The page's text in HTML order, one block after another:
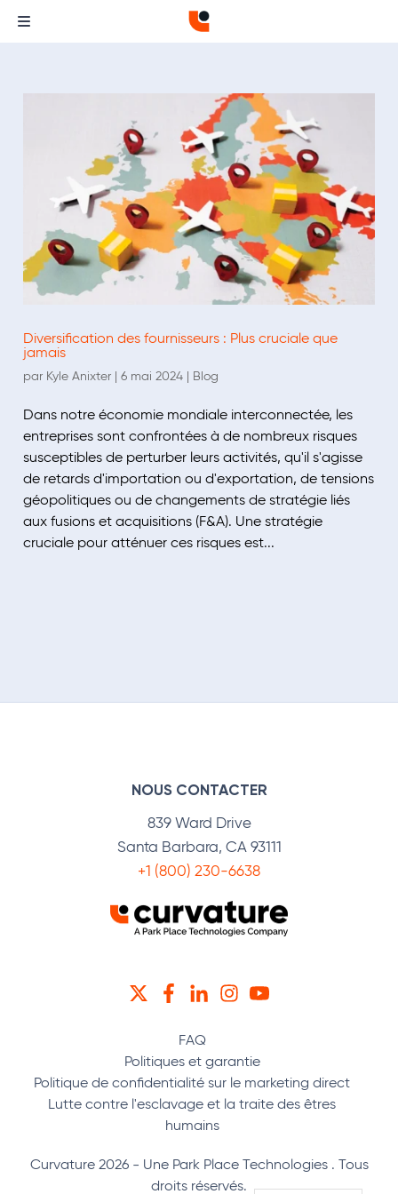
Diversification des fournisseurs : Plus cruciale que
jamais
par Kyle Anixter | 6 mai 2024 | Blog
Dans notre économie mondiale interconnectée, les
entreprises sont confrontées à de nombreux risques
susceptibles de perturber leurs activités, qu'il s'agisse
de retards d'importation ou d'exportation, de tensions
géopolitiques ou de changements de stratégie liés
aux fusions et acquisitions (F&A). Une stratégie
cruciale pour atténuer ces risques est...
NOUS CONTACTER
839 Ward Drive
Santa Barbara, CA 93111
+1 (800) 230-6638
TWITTERFACEBOOK
LINKEDININSTAGRAM
YOUTUBE
FAQ
Politiques et garantie
Politique de confidentialité sur le marketing direct
Lutte contre l'esclavage et la traite des êtres
humains
Curvature 2026 - Une Park Place Technologies . Tous
droits réservés.